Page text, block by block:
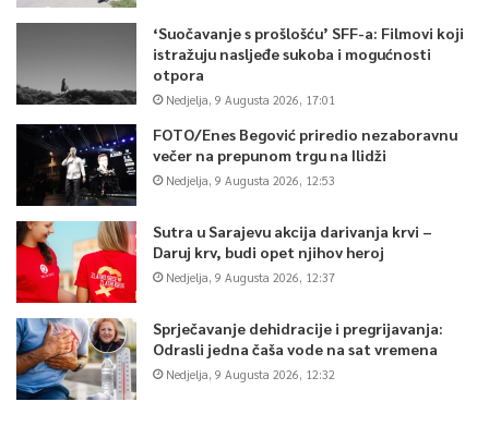
‘Suočavanje s prošlošću’ SFF-a: Filmovi koji
istražuju nasljeđe sukoba i mogućnosti
otpora
Nedjelja, 9 Augusta 2026, 17:01
FOTO/Enes Begović priredio nezaboravnu
večer na prepunom trgu na Ilidži
Nedjelja, 9 Augusta 2026, 12:53
Sutra u Sarajevu akcija darivanja krvi –
Daruj krv, budi opet njihov heroj
Nedjelja, 9 Augusta 2026, 12:37
Sprječavanje dehidracije i pregrijavanja:
Odrasli jedna čaša vode na sat vremena
Nedjelja, 9 Augusta 2026, 12:32